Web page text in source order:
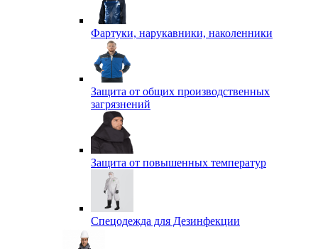
Фартуки, нарукавники, наколенники
Защита от общих производственных
загрязнений
Защита от повышенных температур
Спецодежда для Дезинфекции